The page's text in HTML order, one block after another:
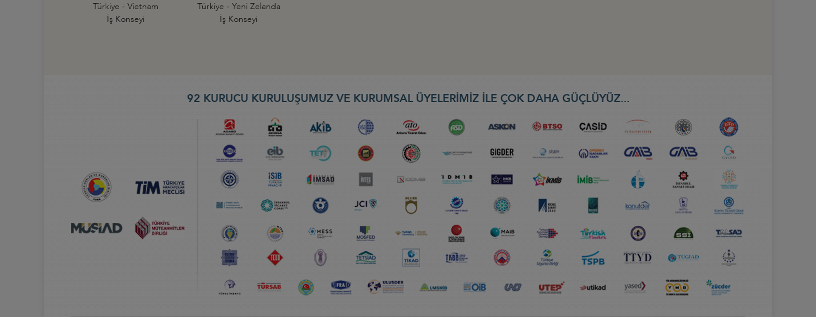
Türkiye - Vietnam
İş Konseyi
Türkiye - Yeni Zelanda
İş Konseyi
92 KURUCU KURULUŞUMUZ VE KURUMSAL ÜYELERİMİZ İLE ÇOK DAHA GÜÇLÜYÜZ...